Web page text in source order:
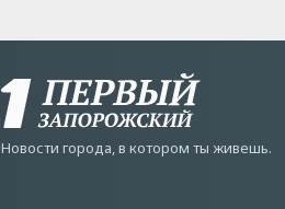
Новости города, в котором ты живешь.